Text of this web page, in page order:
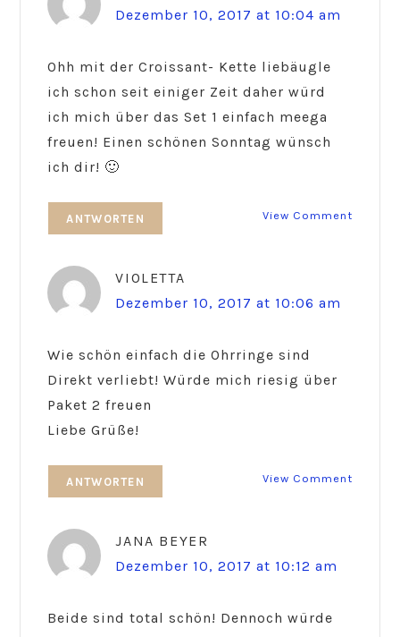
Dezember 10, 2017 at 10:04 am
Ohh mit der Croissant- Kette liebäugle
ich schon seit einiger Zeit daher würd
ich mich über das Set 1 einfach meega
freuen! Einen schönen Sonntag wünsch
ich dir! 🙂
View Comment
ANTWORTEN
VIOLETTA
Dezember 10, 2017 at 10:06 am
Wie schön einfach die Ohrringe sind
Direkt verliebt! Würde mich riesig über
Paket 2 freuen
Liebe Grüße!
View Comment
ANTWORTEN
JANA BEYER
Dezember 10, 2017 at 10:12 am
Beide sind total schön! Dennoch würde